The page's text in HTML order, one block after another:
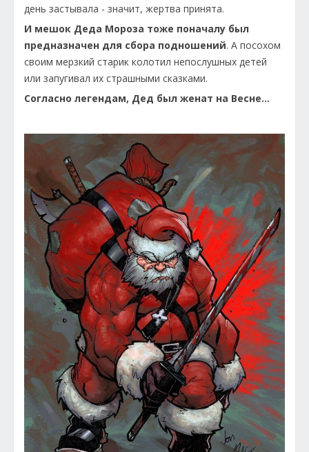
день застывала - значит, жертва принята.
И мешок Деда Мороза тоже поначалу был
предназначен для сбора подношений. А посохом
своим мерзкий старик колотил непослушных детей
или запугивал их страшными сказками.
Согласно легендам, Дед был женат на Весне...